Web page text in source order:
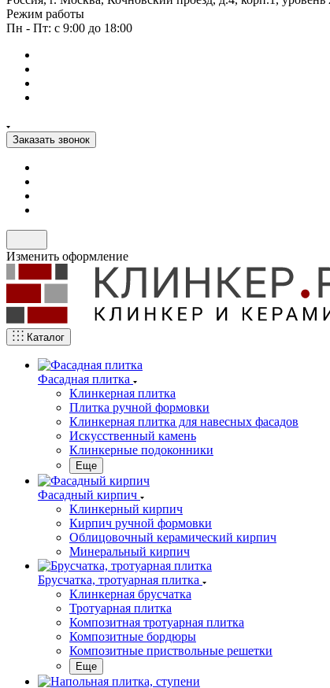
Режим работы
Пн - Пт: с 9:00 до 18:00
Заказать звонок
Изменить оформление
Каталог
Фасадная плитка
Клинкерная плитка
Плитка ручной формовки
Клинкерная плитка для навесных фасадов
Искусственный камень
Клинкерные подоконники
Еще
Фасадный кирпич
Клинкерный кирпич
Кирпич ручной формовки
Облицовочный керамический кирпич
Минеральный кирпич
Брусчатка, тротуарная плитка
Клинкерная брусчатка
Тротуарная плитка
Композитная тротуарная плитка
Композитные бордюры
Композитные приствольные решетки
Еще